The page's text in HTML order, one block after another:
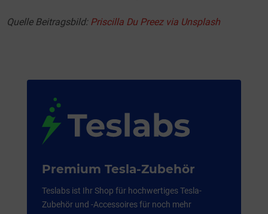
Quelle Beitragsbild: Priscilla Du Preez via Unsplash
Premium Tesla-Zubehör
Teslabs ist Ihr Shop für hochwertiges Tesla-
Zubehör und -Accessoires für noch mehr